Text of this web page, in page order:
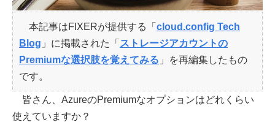
本記事はFIXERが提供する「 cloud.config Tech
Blog 」に掲載された「 ストレージアカウントの
Premiumな選択肢を覚えてみる 」を再編集したもの
です。
皆さん、AzureのPremiumなオプションはどれくらい
使えていますか？